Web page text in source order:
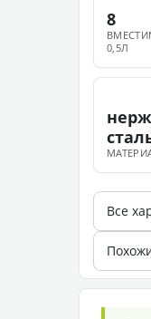
0,5Л
8
Все